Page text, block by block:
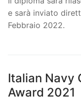
e sarà inviato
Febbraio 2022.
Italian Navy
Award 2021